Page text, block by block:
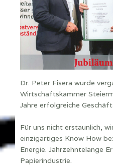
Dr. Peter Fisera wurde
Wirtschaftskammer
Jahre erfolgreiche
Für uns nicht erstaunlich,
einzigartiges Know How
Energie. Jahrzehntelange
Papierindustrie.